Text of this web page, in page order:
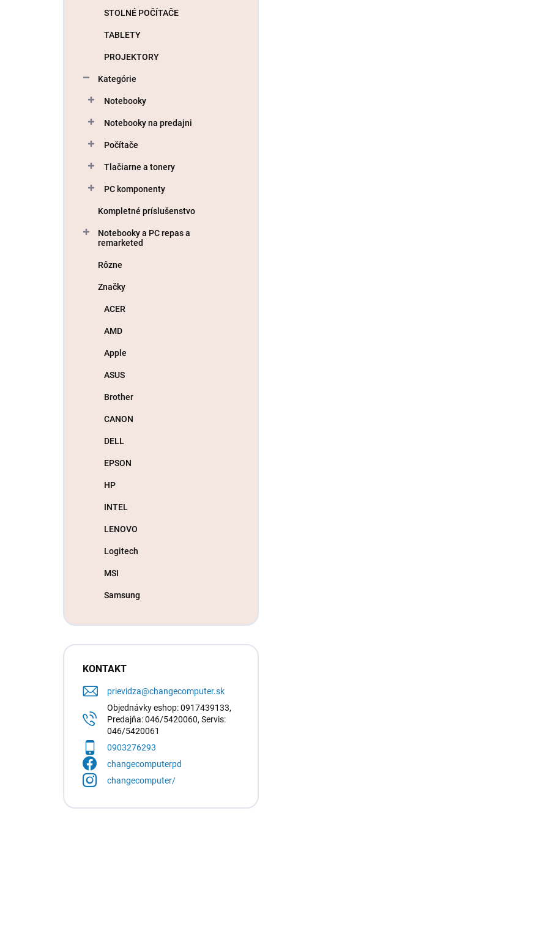
STOLNÉ POČÍTAČE
TABLETY
PROJEKTORY
Kategórie
Notebooky
Notebooky na predajni
Počítače
Tlačiarne a tonery
PC komponenty
Kompletné príslušenstvo
Notebooky a PC repas a
remarketed
Rôzne
Značky
ACER
AMD
Apple
ASUS
Brother
CANON
DELL
EPSON
HP
INTEL
LENOVO
Logitech
MSI
Samsung
KONTAKT
prievidza@changecomputer.sk
Objednávky eshop: 0917439133,
Predajňa: 046/5420060, Servis:
046/5420061
0903276293
changecomputerpd
changecomputer/